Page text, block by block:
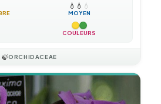
💧 💧 💧
MOYEN
COULEURS
🍃ORCHIDACEAE